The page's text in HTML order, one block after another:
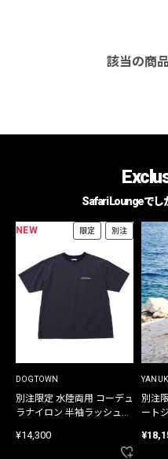
該当の商
Safari Loungeでし
NEW 限定 別注
DOGTOWN
別注限定 水陸両用 コーデュ
ラナイロン 半袖ラッシュガ
¥14,300
YANUK
別注
ート